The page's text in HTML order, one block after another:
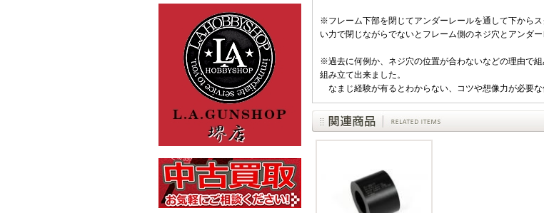
※フレーム下部を閉じてアンダーレールを通して下から
い力で閉じながらでないとフレーム側のネジ穴とアンダ
※過去に何例か、ネジ穴の位置が合わないなどの理由で
組み立て出来ました。
なまじ経験が有るとわからない、コツや想像力が必要な